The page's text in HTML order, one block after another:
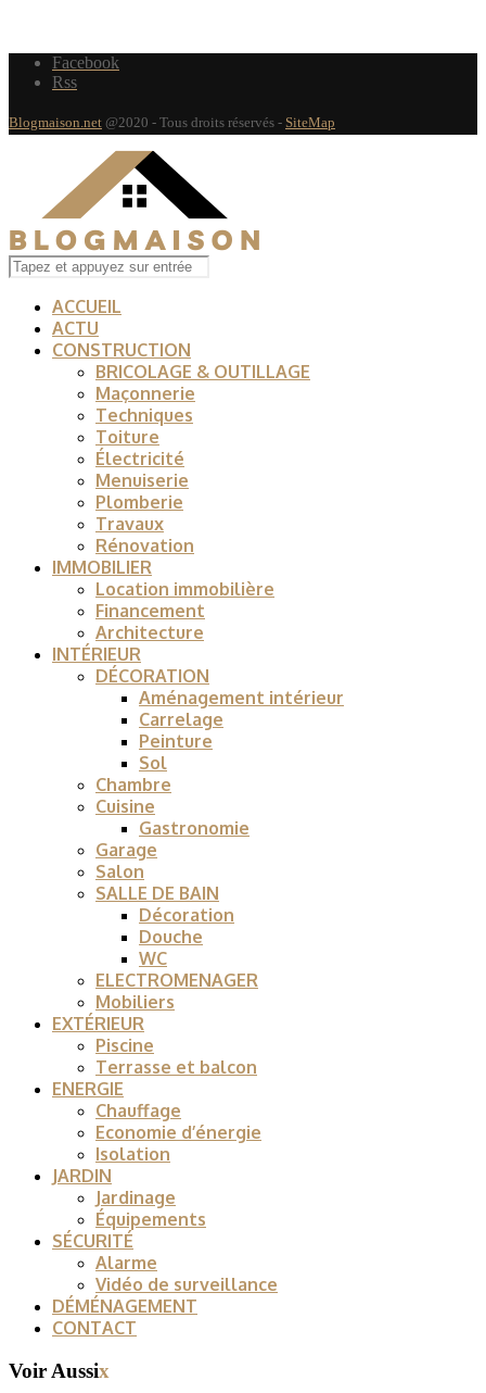
Facebook
Rss
Blogmaison.net @2020 - Tous droits réservés - SiteMap
ACCUEIL
ACTU
CONSTRUCTION
BRICOLAGE & OUTILLAGE
Maçonnerie
Techniques
Toiture
Électricité
Menuiserie
Plomberie
Travaux
Rénovation
IMMOBILIER
Location immobilière
Financement
Architecture
INTÉRIEUR
DÉCORATION
Aménagement intérieur
Carrelage
Peinture
Sol
Chambre
Cuisine
Gastronomie
Garage
Salon
SALLE DE BAIN
Décoration
Douche
WC
ELECTROMENAGER
Mobiliers
EXTÉRIEUR
Piscine
Terrasse et balcon
ENERGIE
Chauffage
Economie d’énergie
Isolation
JARDIN
Jardinage
Équipements
SÉCURITÉ
Alarme
Vidéo de surveillance
DÉMÉNAGEMENT
CONTACT
Voir Aussix